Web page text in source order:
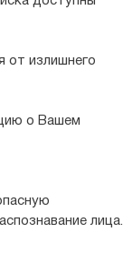
от излишнего
о Вашем
лица.